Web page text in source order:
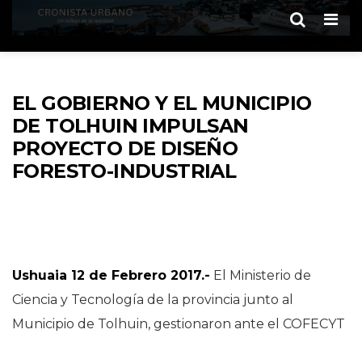
EL GOBIERNO Y EL MUNICIPIO
DE TOLHUIN IMPULSAN
PROYECTO DE DISEÑO
FORESTO-INDUSTRIAL
Ushuaia 12 de Febrero 2017.- El Ministerio de
Ciencia y Tecnología de la provincia junto al
Municipio de Tolhuin, gestionaron ante el COFECYT